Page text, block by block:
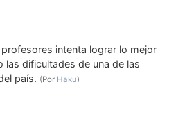
intenta lograr lo mejor
las dificultades de una de las
país. (Por Haku)